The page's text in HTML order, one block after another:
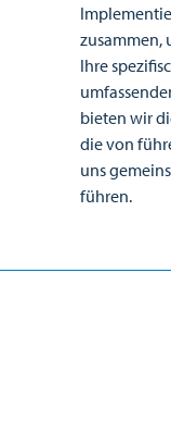
zusammen,
Ihre
bieten wir
die von
uns
führen.